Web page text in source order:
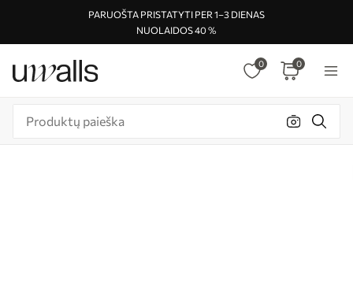
PARUOŠTA PRISTATYTI PER 1–3 DIENAS
NUOLAIDOS 40 %
0 0